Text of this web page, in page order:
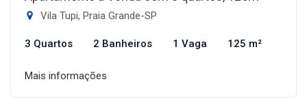
Vila Tupi, Praia Grande-SP
3 Quartos 2 Banheiros 1 Vaga 125 m²
Mais informações